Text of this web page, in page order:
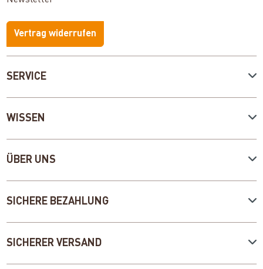
SERVICE
WISSEN
ÜBER UNS
Vertrag widerrufen
SICHERE BEZAHLUNG
SICHERER VERSAND